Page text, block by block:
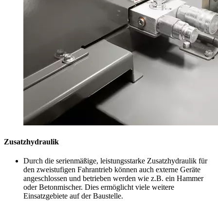
Zusatzhydraulik
Durch die serienmäßige, leistungsstarke Zusatzhydraulik für
den zweistufigen Fahrantrieb können auch externe Geräte
angeschlossen und betrieben werden wie z.B. ein Hammer
oder Betonmischer. Dies ermöglicht viele weitere
Einsatzgebiete auf der Baustelle.